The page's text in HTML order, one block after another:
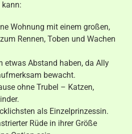
Wohnung mit einem großen,
Rennen, Toben und Wachen
etwas Abstand haben, da Ally
bewacht.
ohne Trubel – Katzen,
als Einzelprinzessin.
Rüde in ihrer Größe